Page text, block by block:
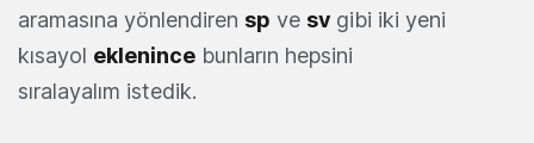
aramasına yönlendiren sp ve sv gibi iki yeni
kısayol eklenince bunların hepsini
sıralayalım istedik.